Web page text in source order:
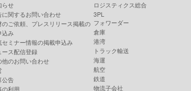
らせ
に関するお問い合わせ
のご依頼、プレスリリース掲載の
込み
セミナー情報の掲載申込み
ース配信登録
他のお問い合わせ
公告
の利用
ロジスティクス総合
3PL
フォワーダー
倉庫
港湾
トラック輸送
海運
航空
鉄道
物流子会社